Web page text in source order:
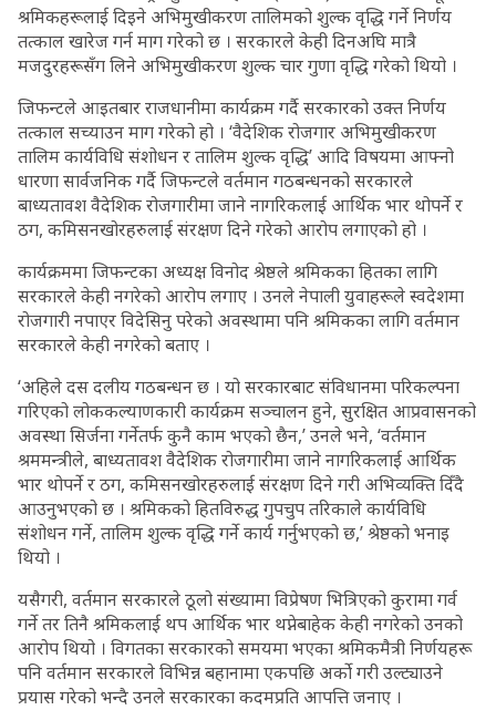
श्रमिकहरूलाई दिइने अभिमुखीकरण तालिमको शुल्क वृद्धि गर्ने निर्णय
तत्काल खारेज गर्न माग गरेको छ । सरकारले केही दिनअघि मात्रै
मजदुरहरूसँग लिने अभिमुखीकरण शुल्क चार गुणा वृद्धि गरेको थियो ।
जिफन्टले आइतबार राजधानीमा कार्यक्रम गर्दै सरकारको उक्त निर्णय
तत्काल सच्याउन माग गरेको हो । ‘वैदेशिक रोजगार अभिमुखीकरण
तालिम कार्यविधि संशोधन र तालिम शुल्क वृद्धि’ आदि विषयमा आफ्नो
धारणा सार्वजनिक गर्दै जिफन्टले वर्तमान गठबन्धनको सरकारले
बाध्यतावश वैदेशिक रोजगारीमा जाने नागरिकलाई आर्थिक भार थोपर्ने र
ठग, कमिसनखोरहरुलाई संरक्षण दिने गरेको आरोप लगाएको हो ।
कार्यक्रममा जिफन्टका अध्यक्ष विनोद श्रेष्ठले श्रमिकका हितका लागि
सरकारले केही नगरेको आरोप लगाए । उनले नेपाली युवाहरूले स्वदेशमा
रोजगारी नपाएर विदेसिनु परेको अवस्थामा पनि श्रमिकका लागि वर्तमान
सरकारले केही नगरेको बताए ।
‘अहिले दस दलीय गठबन्धन छ । यो सरकारबाट संविधानमा परिकल्पना
गरिएको लोककल्याणकारी कार्यक्रम सञ्चालन हुने, सुरक्षित आप्रवासनको
अवस्था सिर्जना गर्नेतर्फ कुनै काम भएको छैन,’ उनले भने, ‘वर्तमान
श्रममन्त्रीले, बाध्यतावश वैदेशिक रोजगारीमा जाने नागरिकलाई आर्थिक
भार थोपर्ने र ठग, कमिसनखोरहरुलाई संरक्षण दिने गरी अभिव्यक्ति दिँदै
आउनुभएको छ । श्रमिकको हितविरुद्ध गुपचुप तरिकाले कार्यविधि
संशोधन गर्ने, तालिम शुल्क वृद्धि गर्ने कार्य गर्नुभएको छ,’ श्रेष्ठको भनाइ
थियो ।
यसैगरी, वर्तमान सरकारले ठूलो संख्यामा विप्रेषण भित्रिएको कुरामा गर्व
गर्ने तर तिनै श्रमिकलाई थप आर्थिक भार थप्नेबाहेक केही नगरेको उनको
आरोप थियो । विगतका सरकारको समयमा भएका श्रमिकमैत्री निर्णयहरू
पनि वर्तमान सरकारले विभिन्न बहानामा एकपछि अर्को गरी उल्ट्याउने
प्रयास गरेको भन्दै उनले सरकारका कदमप्रति आपत्ति जनाए ।